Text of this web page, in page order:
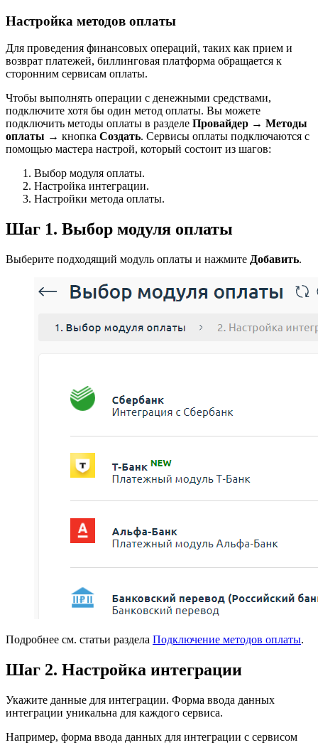
Настройка методов оплаты
Для проведения финансовых операций, таких как прием и
возврат платежей, биллинговая платформа обращается к
сторонним сервисам оплаты.
Чтобы выполнять операции с денежными средствами,
подключите хотя бы один метод оплаты. Вы можете
подключить методы оплаты в разделе Провайдер → Методы
оплаты → кнопка Создать. Сервисы оплаты подключаются с
помощью мастера настрой, который состоит из шагов:
Выбор модуля оплаты.
Настройка интеграции.
Настройки метода оплаты.
Шаг 1. Выбор модуля оплаты
Выберите подходящий модуль оплаты и нажмите Добавить.
Подробнее см. статьи раздела Подключение методов оплаты.
Шаг 2. Настройка интеграции
Укажите данные для интеграции. Форма ввода данных
интеграции уникальна для каждого сервиса.
Например, форма ввода данных для интеграции с сервисом